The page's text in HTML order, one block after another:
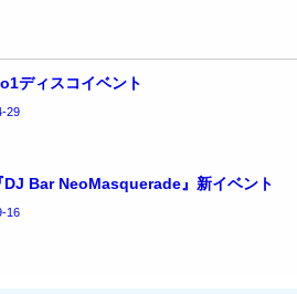
ディスコイベント
29
DJ Bar NeoMasquerade』新イベント
16